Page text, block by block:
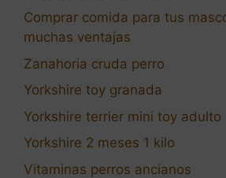
Comprar comida para tus
muchas ventajas
Zanahoria cruda perro
Yorkshire toy granada
Yorkshire terrier mini toy adulto
Yorkshire 2 meses 1 kilo
Vitaminas perros ancianos